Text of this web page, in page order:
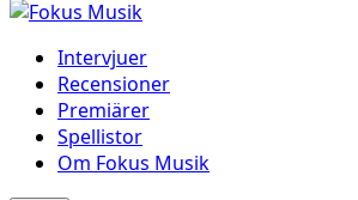
Intervjuer
Recensioner
Premiärer
Spellistor
Om Fokus Musik